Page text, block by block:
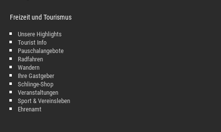
Freizeit und Tourismus
Unsere Highlights
Tourist Info
Pauschalangebote
Radfahren
Wandern
Ihre Gastgeber
Schlinge-Shop
Veranstaltungen
Sport & Vereinsleben
Ehrenamt